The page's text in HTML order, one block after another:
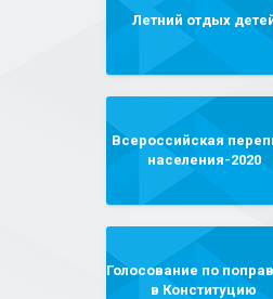
Летний отдых
Всероссийская
населения-2020
Голосование по
в Конституцию